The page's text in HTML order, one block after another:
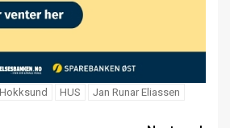
Hokksund HUS
Jan Runar Eliassen